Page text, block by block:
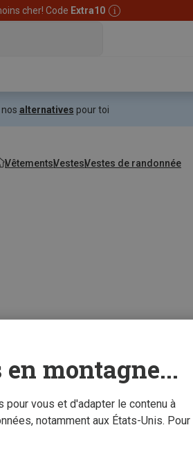
cher! Code Extra10
alternatives pour toi
VêtementsVestesVestes de randonnée
montagne...
vous et d'adapter le contenu à
notamment aux États-Unis. Pour